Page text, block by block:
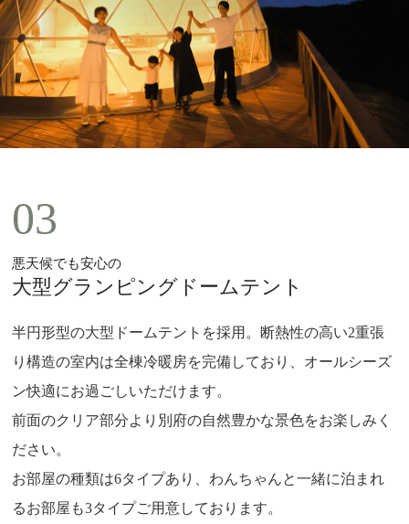
03
悪天候でも安心の
大型グランピングドームテント
半円形型の大型ドームテントを採用。断熱性の高い2重張
り構造の室内は全棟冷暖房を完備しており、オールシーズ
ン快適にお過ごしいただけます。
前面のクリア部分より別府の自然豊かな景色をお楽しみく
ださい。
お部屋の種類は6タイプあり、わんちゃんと一緒に泊まれ
るお部屋も3タイプご用意しております。